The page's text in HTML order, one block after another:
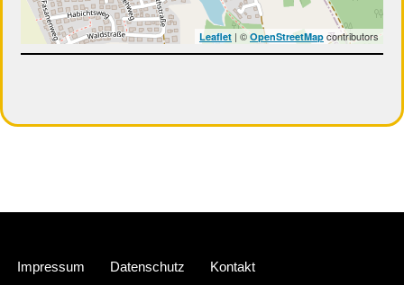
Leaflet | ©OpenStreetMap contributors
Impressum Datenschutz Kontakt